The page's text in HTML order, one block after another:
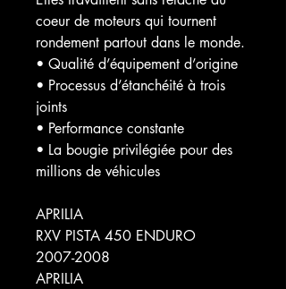
coeur de moteurs qui tournent
rondement partout dans le monde.
• Qualité d’équipement d’origine
• Processus d’étanchéité à trois
joints
• Performance constante
• La bougie privilégiée pour des
millions de véhicules
APRILIA
RXV PISTA 450 ENDURO
2007-2008
APRILIA